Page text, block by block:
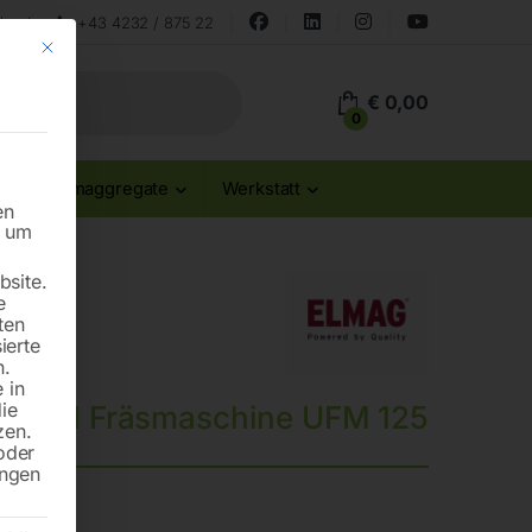
+43 4232 / 875 22
0
€ 0,00
Stromaggregate Werkstatt
Fräsmaschine UFM 125
Mit diesem Button wird der Dialog geschlossen. Seine Funktionalität ist
in